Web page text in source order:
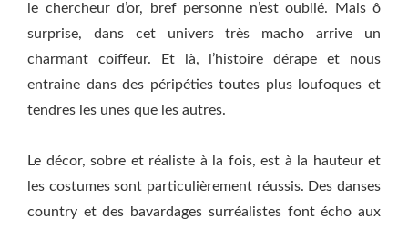
le chercheur d’or, bref personne n’est oublié. Mais ô
surprise, dans cet univers très macho arrive un
charmant coiffeur. Et là, l’histoire dérape et nous
entraine dans des péripéties toutes plus loufoques et
tendres les unes que les autres.
Le décor, sobre et réaliste à la fois, est à la hauteur et
les costumes sont particulièrement réussis. Des danses
country et des bavardages surréalistes font écho aux